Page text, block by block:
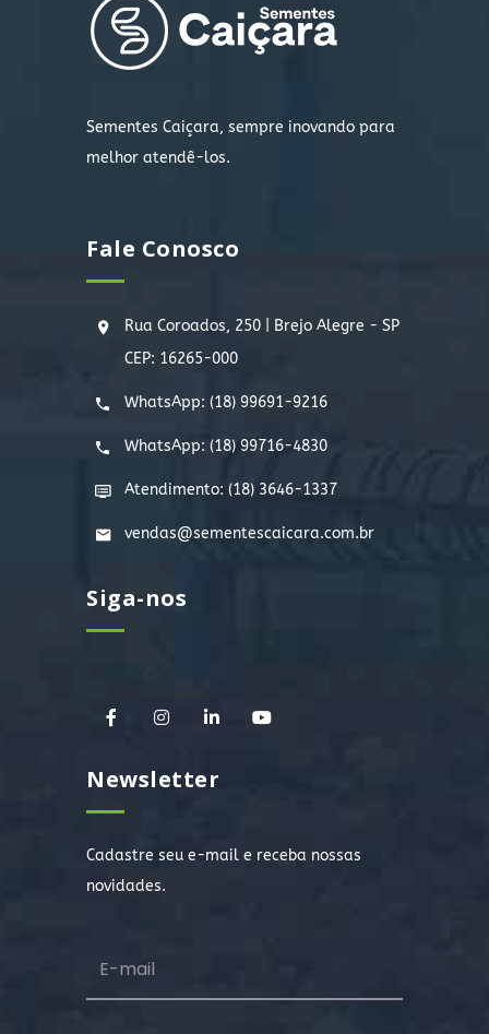
Sementes Caiçara, sempre inovando para
melhor atendê-los.
Fale Conosco
Rua Coroados, 250 | Brejo Alegre - SP
CEP: 16265-000
WhatsApp: (18) 99691-9216
WhatsApp: (18) 99716-4830
Atendimento: (18) 3646-1337
vendas@sementescaicara.com.br
Siga-nos
Newsletter
Cadastre seu e-mail e receba nossas
novidades.